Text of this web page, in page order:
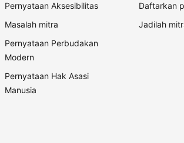
Pernyataan Aksesibilitas
Masalah mitra
Pernyataan Perbudakan
Modern
Pernyataan Hak Asasi
Manusia
Daftarkan
Jadilah